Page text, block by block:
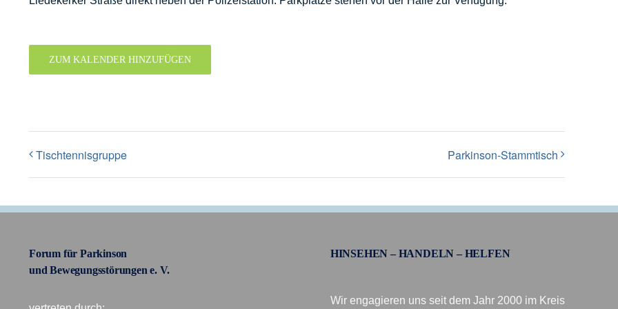
ZUM KALENDER HINZUFÜGEN
Tischtennisgruppe Parkinson-Stammtisch
Forum für Parkinson
und Bewegungsstörungen e. V.
HINSEHEN – HANDELN – HELFEN
Wir engagieren uns seit dem Jahr 2000 im Kreis